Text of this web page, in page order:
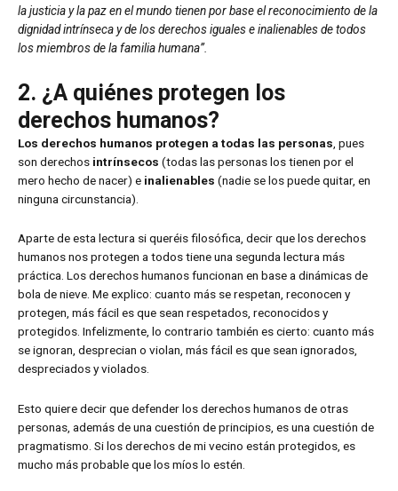
la justicia y la paz en el mundo tienen por base el reconocimiento de la
dignidad intrínseca y de los derechos iguales e inalienables de todos
los miembros de la familia humana”.
2. ¿A quiénes protegen los
derechos humanos?
Los derechos humanos protegen a todas las personas , pues
son derechos intrínsecos (todas las personas los tienen por el
mero hecho de nacer) e inalienables (nadie se los puede quitar, en
ninguna circunstancia).
Aparte de esta lectura si queréis filosófica, decir que los derechos
humanos nos protegen a todos tiene una segunda lectura más
práctica. Los derechos humanos funcionan en base a dinámicas de
bola de nieve. Me explico: cuanto más se respetan, reconocen y
protegen, más fácil es que sean respetados, reconocidos y
protegidos. Infelizmente, lo contrario también es cierto: cuanto más
se ignoran, desprecian o violan, más fácil es que sean ignorados,
despreciados y violados.
Esto quiere decir que defender los derechos humanos de otras
personas, además de una cuestión de principios, es una cuestión de
pragmatismo. Si los derechos de mi vecino están protegidos, es
mucho más probable que los míos lo estén.